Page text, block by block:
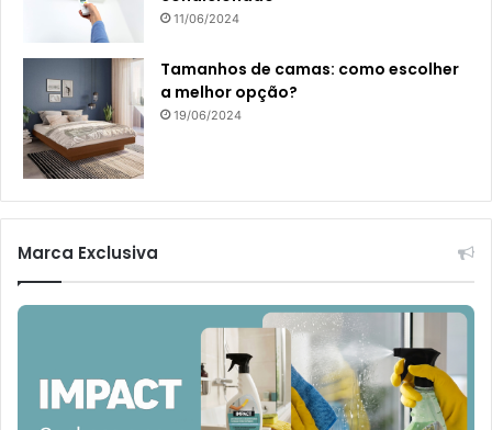
11/06/2024
Tamanhos de camas: como escolher
a melhor opção?
19/06/2024
Marca Exclusiva